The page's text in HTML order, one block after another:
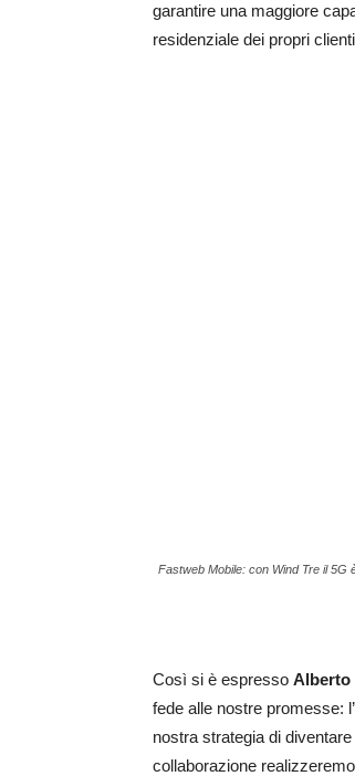
garantire una maggiore
residenziale dei propri
Fastweb Mobile: con Wind Tre il 5G
Così si è espresso Alberto
fede alle nostre promesse:
nostra strategia di diventare
collaborazione